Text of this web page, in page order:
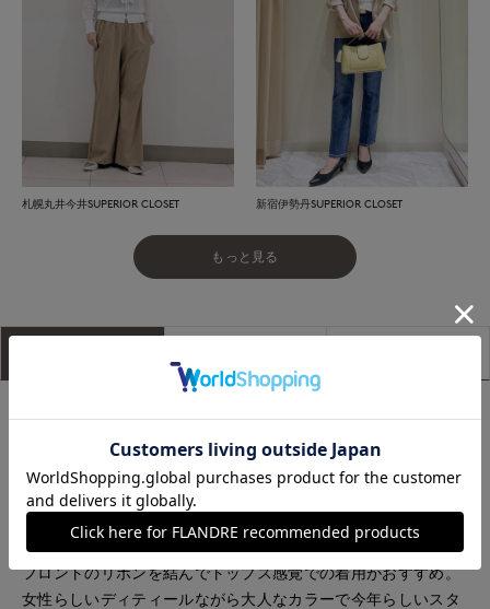
札幌丸井今井SUPERIOR CLOSET 新宿伊勢丹SUPERIOR CLOSET
もっと見る
■デザイン
華やかなフリルが目を惹くニットカーディガン。ヨーロッパな
らではの繊細なラメ糸をデニット風に編み立てることで、ほの
かにシアー感があるさらっとした着心地の一枚に仕立てまし
た。生地を贅沢に使用した2枚仕立てのボリューミィな首周り
のフリルは、少し深めのVネックですっきり見えも叶えます。
フロントのリボンを結んでトップス感覚での着用がおすすめ。
女性らしいディティールながら大人なカラーで今年らしいスタ